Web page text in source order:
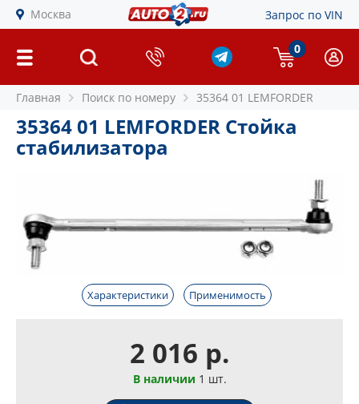
Москва Запрос по VIN
0
Главная Поиск по номеру 35364 01 LEMFORDER
35364 01 LEMFORDER Стойка
стабилизатора
Характеристики Применимость
2 016 р.
В наличии 1 шт.